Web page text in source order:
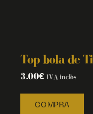
Top bola de
3.00€ IVA inclòs
COMPRA